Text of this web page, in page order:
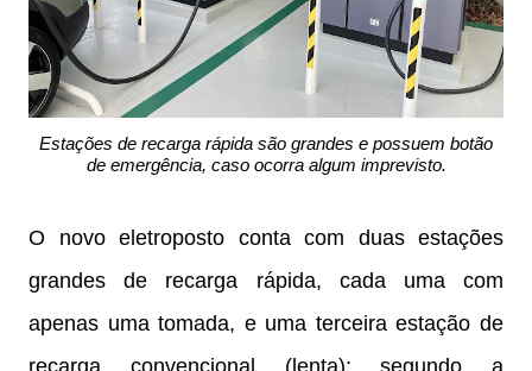
Estações de recarga rápida são grandes e possuem botão
de emergência, caso ocorra algum imprevisto.
O novo eletroposto conta com duas estações
grandes de recarga rápida, cada uma com
apenas uma tomada, e uma terceira estação de
recarga convencional (lenta); segundo a